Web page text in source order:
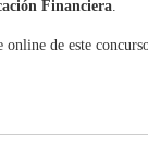
Financiera.
online de este